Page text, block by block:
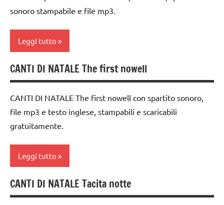
TUTTI GLI
PER ETA'
ARTICOLI
3 ai
6
FESTE
Natale
TUTTI GLI
ARGOMENTI
PER ETA'
TUTTI GLI
ARTICOLI
natalizi
classe
1a
2a
3 ai
6
anni
FESTE
DELL'ANNO
MUSICA
Natale
sonoro stampabile e file mp3.
Leggi tutto
canti
di
Natale
canti
natalizi
classe
1a
2a
CANTI DI NATALE The first nowell
CANTI DI NATALE The first nowell con spartito sonoro,
file mp3 e testo inglese, stampabili e scaricabili
gratuitamente.
Leggi tutto
canti
di
CANTI DI NATALE Tacita notte